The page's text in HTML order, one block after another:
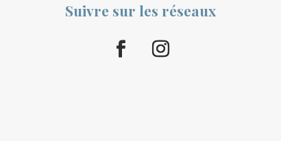
Suivre sur les réseaux